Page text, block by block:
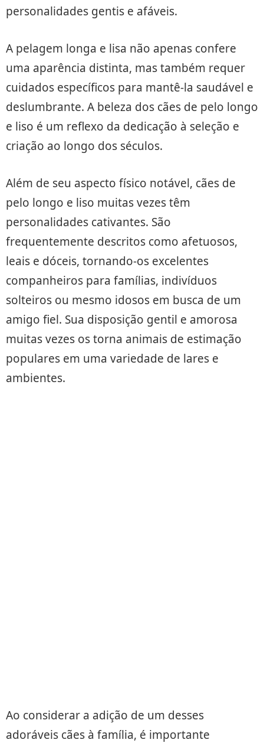
personalidades gentis e afáveis.
A pelagem longa e lisa não apenas confere
uma aparência distinta, mas também requer
cuidados específicos para mantê-la saudável e
deslumbrante. A beleza dos cães de pelo longo
e liso é um reflexo da dedicação à seleção e
criação ao longo dos séculos.
Além de seu aspecto físico notável, cães de
pelo longo e liso muitas vezes têm
personalidades cativantes. São
frequentemente descritos como afetuosos,
leais e dóceis, tornando-os excelentes
companheiros para famílias, indivíduos
solteiros ou mesmo idosos em busca de um
amigo fiel. Sua disposição gentil e amorosa
muitas vezes os torna animais de estimação
populares em uma variedade de lares e
ambientes.
Ao considerar a adição de um desses
adoráveis cães à família, é importante